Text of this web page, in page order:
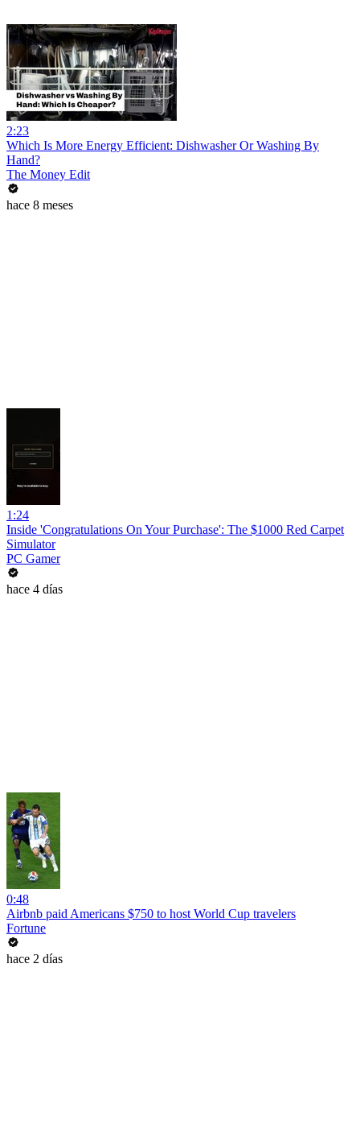
2:23
Which Is More Energy Efficient: Dishwasher Or Washing By
Hand?
The Money Edit
hace 8 meses
1:24
Inside 'Congratulations On Your Purchase': The $1000 Red Carpet
Simulator
PC Gamer
hace 4 días
0:48
Airbnb paid Americans $750 to host World Cup travelers
Fortune
hace 2 días